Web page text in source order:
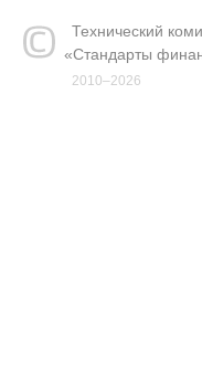
Технический
«Стандарты
2010–2026